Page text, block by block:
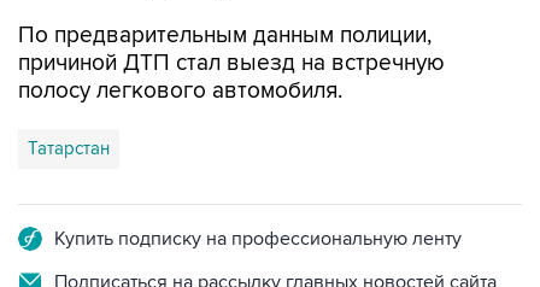
По предварительным данным полиции,
причиной ДТП стал выезд на встречную
полосу легкового автомобиля.
Татарстан
Купить подписку на профессиональную ленту
Подписаться на рассылку главных новостей сайта